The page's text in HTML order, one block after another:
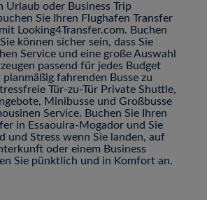
Urlaub oder Business Trip
Sie Ihren Flughafen Transfer
Looking4Transfer.com. Buchen
können sicher sein, dass Sie
Service und eine große Auswahl
passend für jedes Budget
fahrenden Busse zu
Tür-zu-Tür Private Shuttle,
Minibusse und Großbusse
Service. Buchen Sie Ihren
in Essaouira-Mogador und Sie
und Stress wenn Sie landen, auf
oder einem Business
Sie pünktlich und in Komfort an.